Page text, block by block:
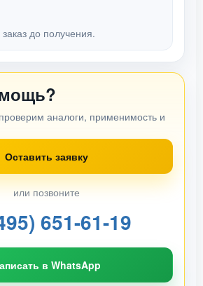
до получения.
аналоги, применимость и
Оставить заявку
или позвоните
651-61-19
в WhatsApp